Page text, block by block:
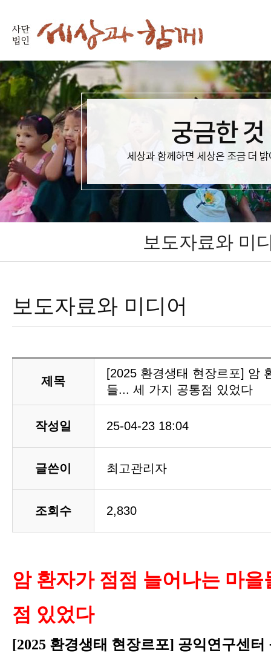
보도자료와 미
보도자료와 미디어
제목
[2025 환경생태 현장르포] 암
들... 세 가지 공통점 있었다
작성일 25-04-23 18:04
글쓴이 최고관리자
조회수 2,830
암 환자가 점점 늘어나는 마을
점 있었다
[2025 환경생태 현장르포] 공익연구센